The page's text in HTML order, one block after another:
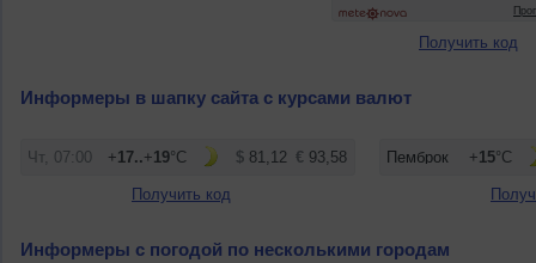
Получить код
Информеры в шапку сайта с курсами валют
Получить код
Информеры с погодой по несколькими городам